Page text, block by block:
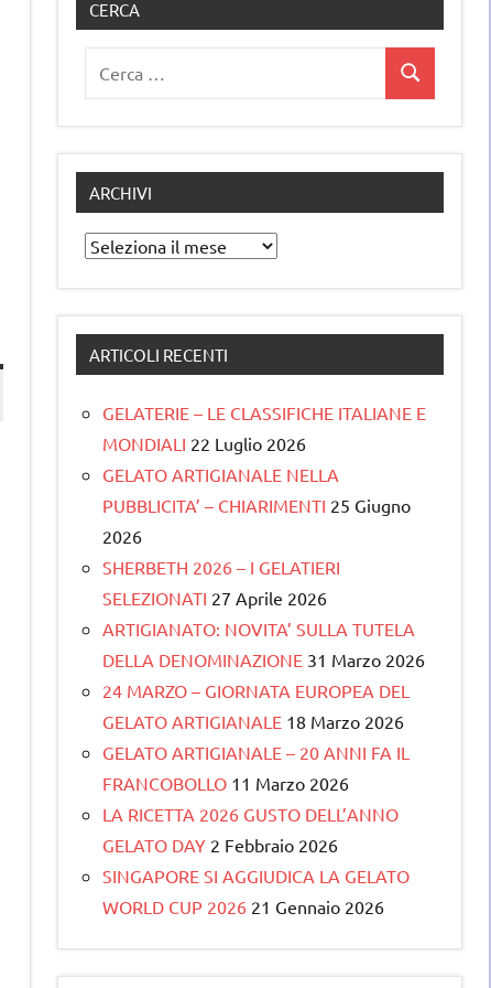
CERCA
Cerca
ARCHIVI
Archivi
ARTICOLI RECENTI
GELATERIE – LE CLASSIFICHE ITALIANE E
MONDIALI 22 Luglio 2026
GELATO ARTIGIANALE NELLA
PUBBLICITA’ – CHIARIMENTI 25 Giugno
2026
SHERBETH 2026 – I GELATIERI
SELEZIONATI 27 Aprile 2026
ARTIGIANATO: NOVITA’ SULLA TUTELA
DELLA DENOMINAZIONE 31 Marzo 2026
24 MARZO – GIORNATA EUROPEA DEL
GELATO ARTIGIANALE 18 Marzo 2026
GELATO ARTIGIANALE – 20 ANNI FA IL
FRANCOBOLLO 11 Marzo 2026
LA RICETTA 2026 GUSTO DELL’ANNO
GELATO DAY 2 Febbraio 2026
SINGAPORE SI AGGIUDICA LA GELATO
WORLD CUP 2026 21 Gennaio 2026